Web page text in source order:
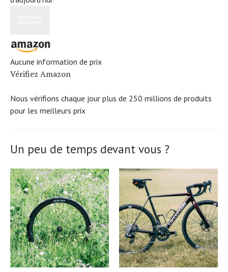
Aucune information de prix
Vérifiez Amazon
Nous vérifions chaque jour plus de 250 millions de produits
pour les meilleurs prix
Un peu de temps devant vous ?